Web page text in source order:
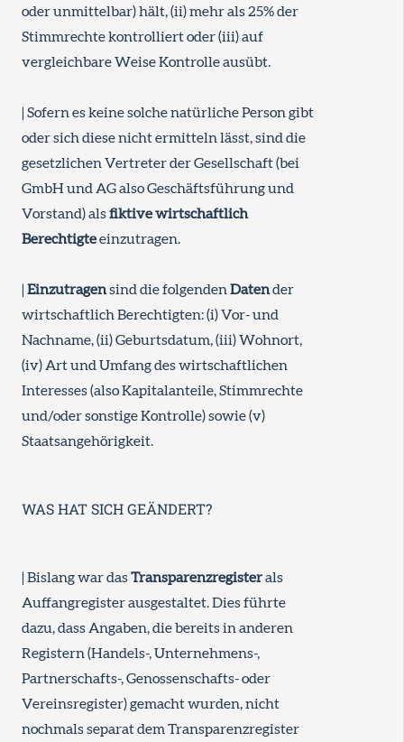
oder unmittelbar) hält, (ii) mehr als 25% der
Stimmrechte kontrolliert oder (iii) auf
vergleichbare Weise Kontrolle ausübt.
| Sofern es keine solche natürliche Person gibt
oder sich diese nicht ermitteln lässt, sind die
gesetzlichen Vertreter der Gesellschaft (bei
GmbH und AG also Geschäftsführung und
Vorstand) alsfiktive wirtschaftlich
Berechtigteeinzutragen.
| Einzutragensind die folgenden Datender
wirtschaftlich Berechtigten: (i) Vor- und
Nachname, (ii) Geburtsdatum, (iii) Wohnort,
(iv) Art und Umfang des wirtschaftlichen
Interesses (also Kapitalanteile, Stimmrechte
und/oder sonstige Kontrolle) sowie (v)
Staatsangehörigkeit.
WAS HAT SICH GEÄNDERT?
| Bislang war dasTransparenzregisterals
Auffangregister ausgestaltet. Dies führte
dazu, dass Angaben, die bereits in anderen
Registern (Handels-, Unternehmens-,
Partnerschafts-, Genossenschafts- oder
Vereinsregister) gemacht wurden, nicht
nochmals separat dem Transparenzregister